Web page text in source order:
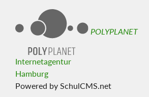
POLYPLANET
Internetagentur
Hamburg
Powered by SchulCMS.net